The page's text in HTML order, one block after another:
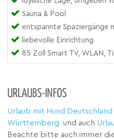
Sauna & Pool
entspannte Spaziergänge
liebevolle Einrichtung
85 Zoll Smart TV, WLAN,
URLAUBS-INFOS
Urlaub mit Hund Deutschland
Württemberg und auch
Beachte bitte auch immer